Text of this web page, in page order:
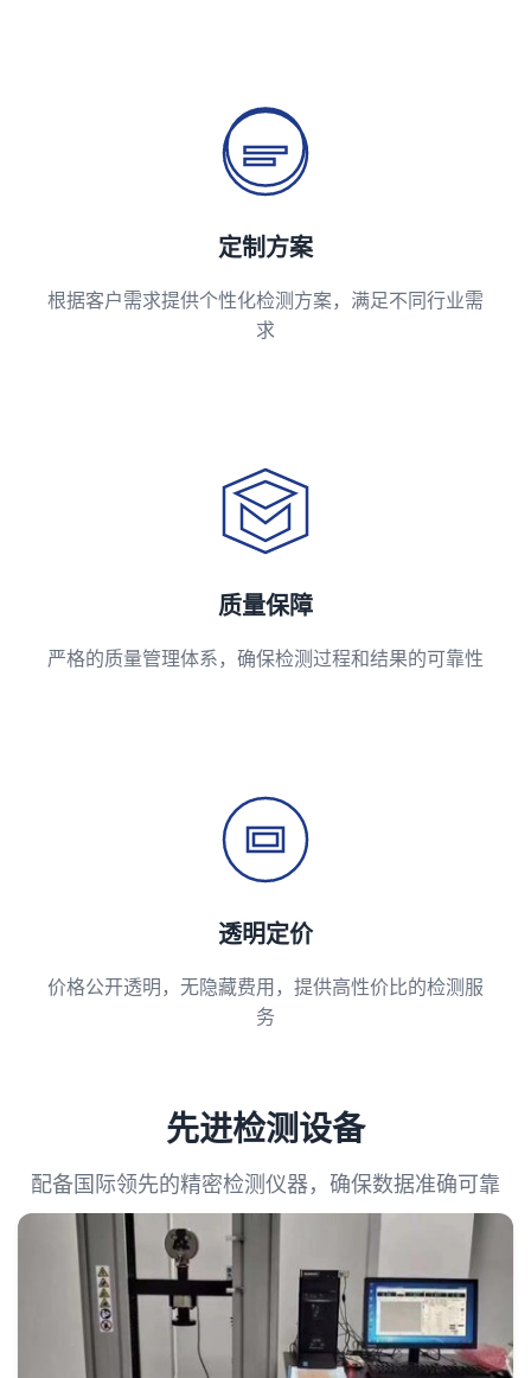
定制方案
根据客户需求提供个性化检测方案，满足不同行业需
求
质量保障
严格的质量管理体系，确保检测过程和结果的可靠性
透明定价
价格公开透明，无隐藏费用，提供高性价比的检测服
务
先进检测设备
配备国际领先的精密检测仪器，确保数据准确可靠